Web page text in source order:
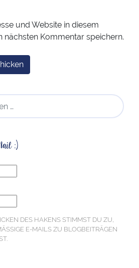
und Website in diesem
nächsten Kommentar speichern.
:)
DES HAKENS STIMMST DU ZU,
E-MAILS ZU BLOGBEITRÄGEN V